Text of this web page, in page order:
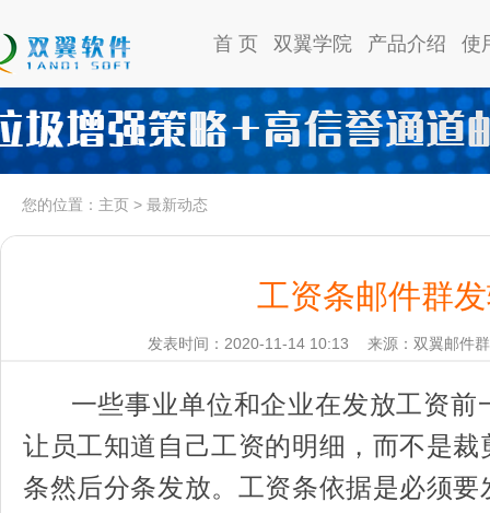
首 页 双翼学院 产品介绍 使
您的位置： 主页 > 最新动态
工资条邮件群
发表时间：2020-11-14 10:13 来源：双翼邮件
一些事业单位和企业在发放工资前
让员工知道自己工资的明细，而不是
条然后分条发放。工资条依据是必须